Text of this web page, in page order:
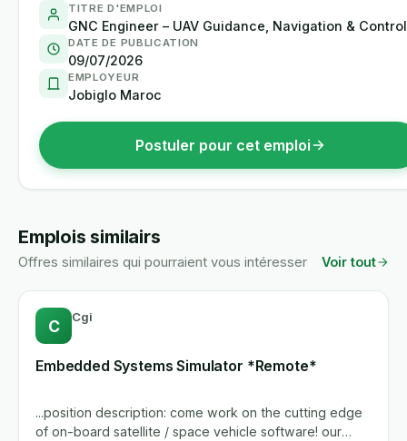
TITRE D'EMPLOI
GNC Engineer – UAV Guidance, Navigation & Control
DATE DE PUBLICATION
09/07/2026
EMPLOYEUR
Jobiglo Maroc
Postuler pour cet emploi
Emplois similairs
Offres similaires qui pourraient vous intéresser Voir tout
C Cgi
Embedded Systems Simulator *Remote*
...position description: come work on the cutting edge
of on-board satellite / space vehicle software! our